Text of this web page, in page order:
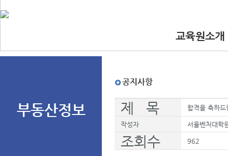
교육원소개
•인사말
부동산정보
공지사항
제 목 합격을 축하
작성자 서울벤처대학
조회수 962